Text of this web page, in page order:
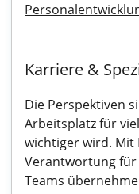
Karriere &
Die Perspektiven
Arbeitsplatz für
wichtiger wird. Mit
Verantwortung
Teams